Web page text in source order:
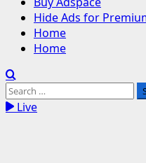
Hide Ads for
Home
Home
Search
for:Live